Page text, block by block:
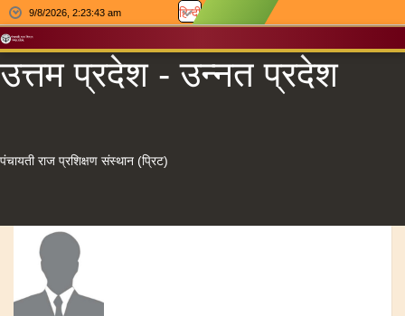
9/8/2026, 2:23:44 am हिन्दी
उत्तम प्रदेश - उन्नत प्रदेश
पंचायती राज प्रशिक्षण संस्थान (प्रिट)